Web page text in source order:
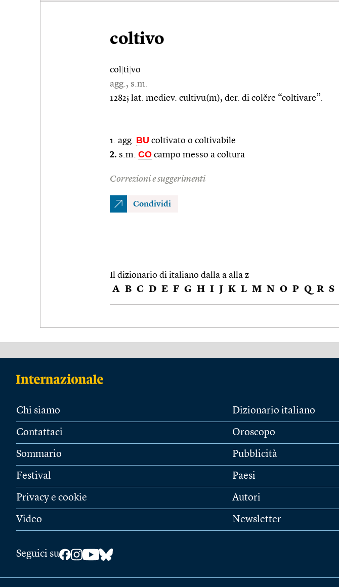
coltivo
col tì vo
agg., s.m.
1282; lat. mediev. cultīvu(m), der. di colĕre “coltivare”.
1. agg. BU coltivato o coltivabile
2. s.m. CO campo messo a coltura
Correzioni e suggerimenti
Condividi
Il dizionario di italiano dalla a alla z
A B C D E F G H I J K L M N O P Q R S
Chi siamo
Contattaci
Sommario
Festival
Privacy e cookie
Video
Dizionario italiano
Oroscopo
Pubblicità
Paesi
Autori
Newsletter
Seguici su